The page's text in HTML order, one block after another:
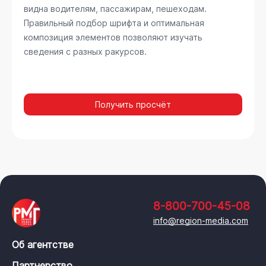
видна водителям, пассажирам, пешеходам.
Правильный подбор шрифта и оптимальная
композиция элементов позволяют изучать
сведения с разных ракурсов.
Получить просчёт
8-800-700-45-08
info@region-media.com
Об агентстве